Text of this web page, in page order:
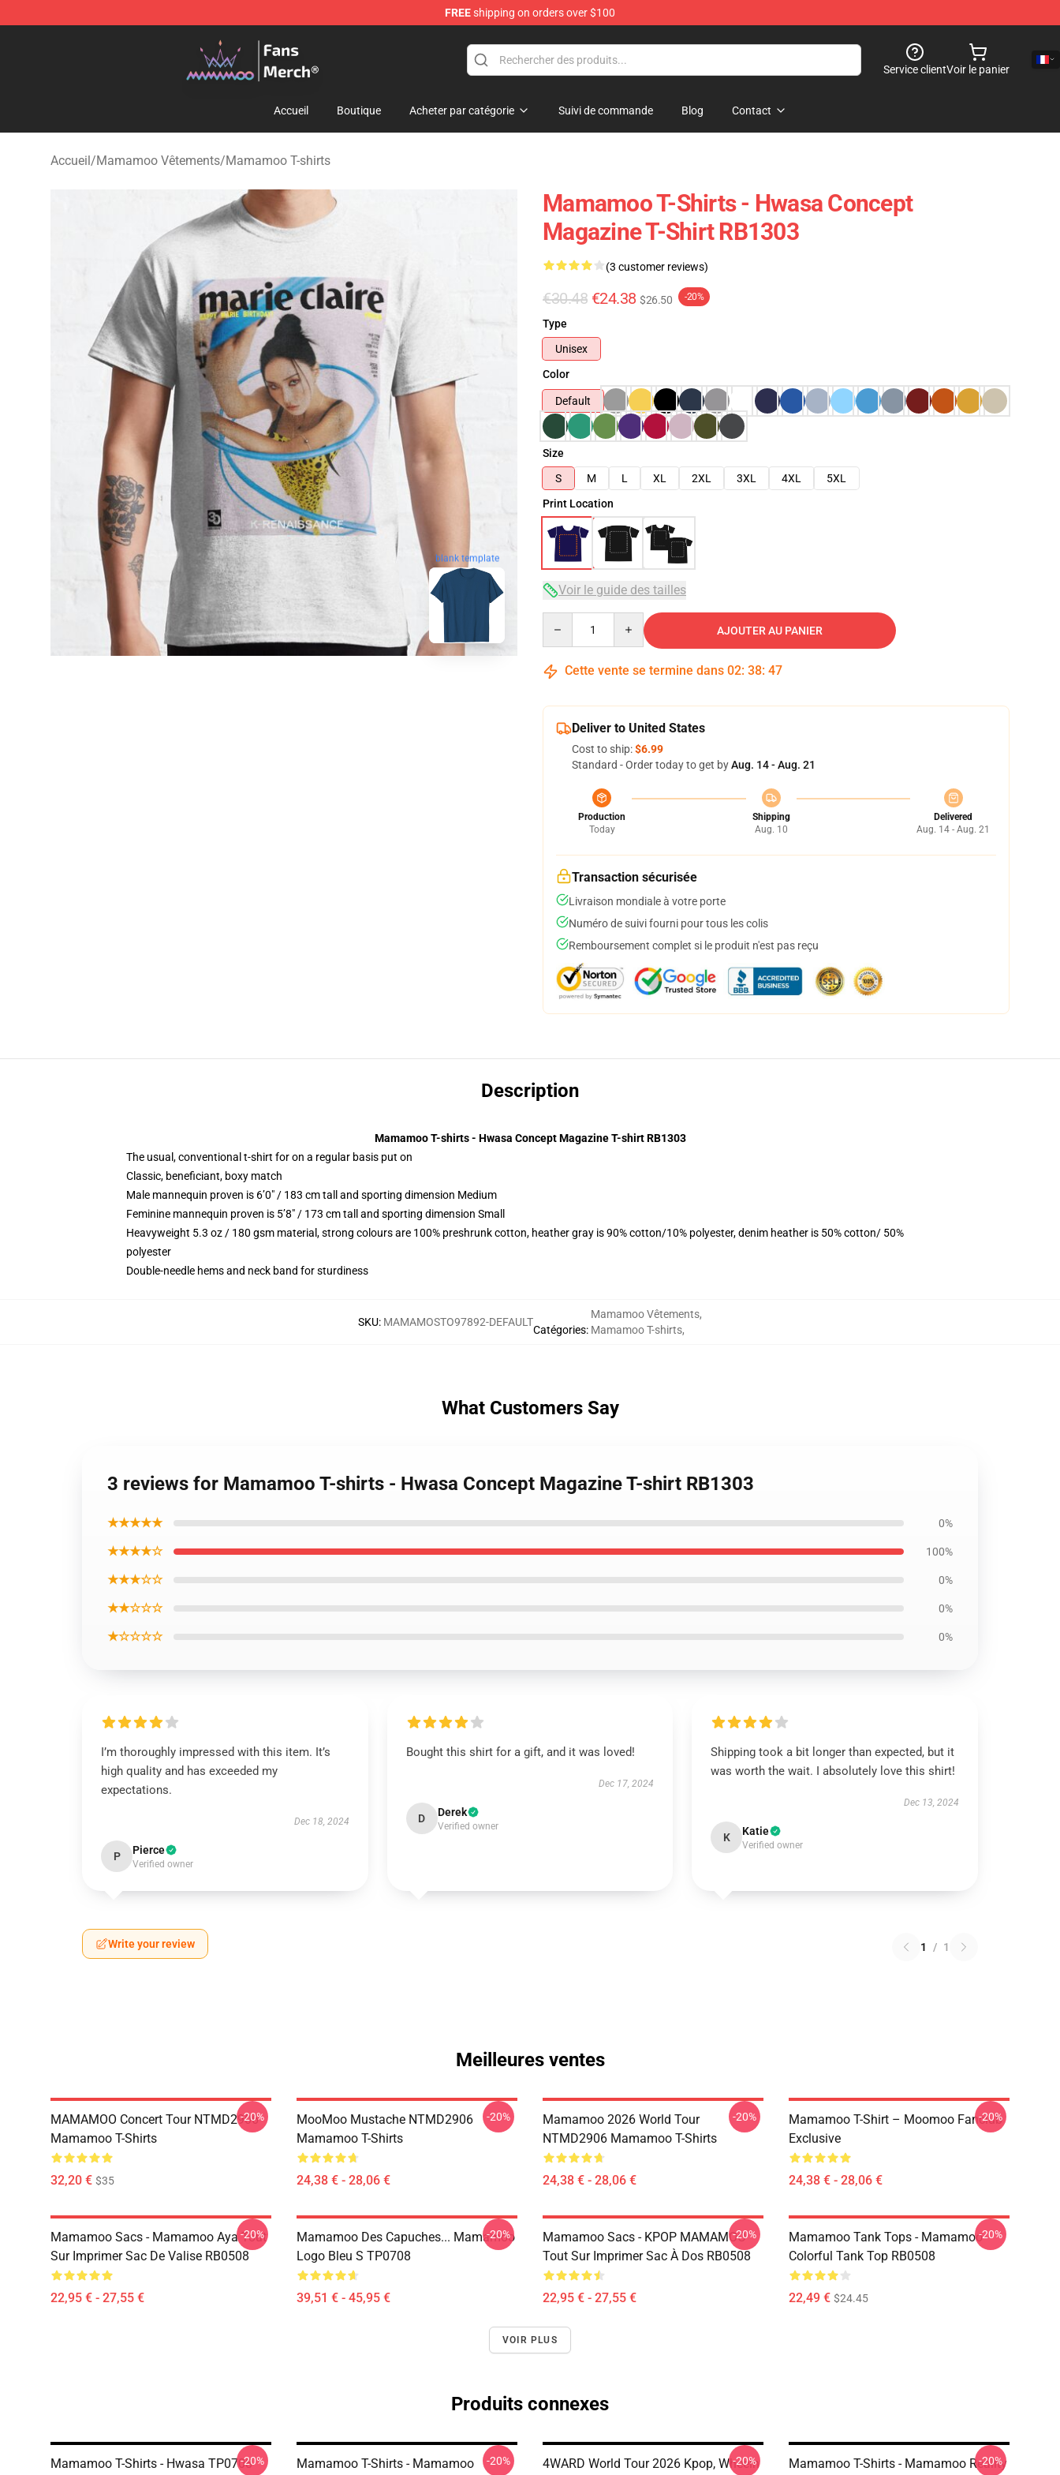
FREEshipping on orders over $100
Mamamoo Store - Official Mamamoo Merchandise Shop
Service clientVoir le panier
Accueil Boutique Acheter par catégorie Suivi de commande Blog Contact
Accueil/Mamamoo Vêtements/Mamamoo T-shirts
blank template
Mamamoo T-Shirts - Hwasa Concept
Magazine T-Shirt RB1303
(3 customer reviews)
€30.48 €24.38 $26.50 -20%
Type
Unisex
Color
Default
Size
S
M L XL 2XL 3XL 4XL
5XL
Print Location
Voir le guide des tailles
AJOUTER AU PANIER
Cette vente se termine dans 02: 38: 46
Deliver to United States
Cost to ship:$6.99
Standard - Order today to get byAug. 14 - Aug. 21
Production
Today
Shipping
Aug. 10
Delivered
Aug. 14 - Aug. 21
Transaction sécurisée
Livraison mondiale à votre porte
Numéro de suivi fourni pour tous les colis
Remboursement complet si le produit n'est pas reçu
Description
Mamamoo T-shirts - Hwasa Concept Magazine T-shirt RB1303
The usual, conventional t-shirt for on a regular basis put on
Classic, beneficiant, boxy match
Male mannequin proven is 6’0″ / 183 cm tall and sporting dimension Medium
Feminine mannequin proven is 5’8″ / 173 cm tall and sporting dimension Small
Heavyweight 5.3 oz / 180 gsm material, strong colours are 100% preshrunk cotton, heather gray is 90% cotton/10% polyester, denim heather is 50% cotton/ 50%
polyester
Double-needle hems and neck band for sturdiness
SKU: MAMAMOSTO97892-DEFAULT
Catégories:
Mamamoo Vêtements,
Mamamoo T-shirts,
What Customers Say
3 reviews for Mamamoo T-shirts - Hwasa Concept Magazine T-shirt RB1303
★★★★★ 0%
★★★★☆ 100%
★★★☆☆ 0%
★★☆☆☆ 0%
★☆☆☆☆ 0%
I’m thoroughly impressed with this item. It’s
high quality and has exceeded my
expectations.
Dec 18, 2024
P Pierce
Verified owner
Bought this shirt for a gift, and it was loved!
Dec 17, 2024
D Derek
Verified owner
Shipping took a bit longer than expected, but it
was worth the wait. I absolutely love this shirt!
Dec 13, 2024
K Katie
Verified owner
Write your review 1 / 1
Meilleures ventes
MAMAMOO Concert Tour NTMD2906
Mamamoo T-Shirts
32,20 € $35
-20%
MooMoo Mustache NTMD2906
Mamamoo T-Shirts
24,38 € - 28,06 €
-20%
Mamamoo 2026 World Tour
NTMD2906 Mamamoo T-Shirts
24,38 € - 28,06 €
-20%
Mamamoo T-Shirt – Moomoo Fanclub
Exclusive
24,38 € - 28,06 €
-20%
Mamamoo Sacs - Mamamoo Aya Tout
Sur Imprimer Sac De Valise RB0508
22,95 € - 27,55 €
-20%
Mamamoo Des Capuches... Mamamoo
Logo Bleu S TP0708
39,51 € - 45,95 €
-20%
Mamamoo Sacs - KPOP MAMAMOO
Tout Sur Imprimer Sac À Dos RB0508
22,95 € - 27,55 €
-20%
Mamamoo Tank Tops - Mamamoo
Colorful Tank Top RB0508
22,49 € $24.45
-20%
VOIR PLUS
Produits connexes
Mamamoo T-Shirts - Hwasa TP0708-20%
Mamamoo T-Shirts - Mamamoo
-20%
4WARD World Tour 2026 Kpop, Wheein
-20%
Mamamoo T-Shirts - Mamamoo Reality
-20%